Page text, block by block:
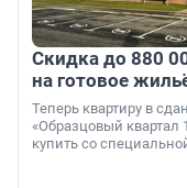
Скидка до 880
на готовое
Теперь квартиру в
«Образцовый квартал
купить со